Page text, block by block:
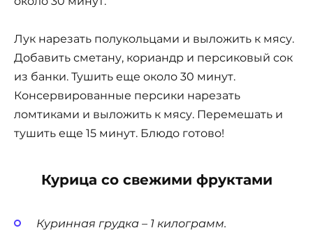
Лук нарезать полукольцами и выложить к мясу.
Добавить сметану, кориандр и персиковый сок
из банки. Тушить еще около 30 минут.
Консервированные персики нарезать
ломтиками и выложить к мясу. Перемешать и
тушить еще 15 минут. Блюдо готово!
Курица со свежими фруктами
Куринная грудка – 1 килограмм.